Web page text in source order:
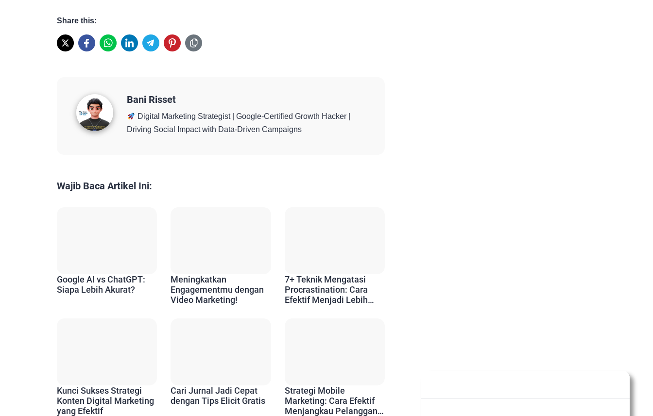
Share this:
Bani Risset
Digital Marketing Strategist | Google-Certified Growth Hacker |
Driving Social Impact with Data-Driven Campaigns
Wajib Baca Artikel Ini:
Google AI vs ChatGPT:
Siapa Lebih Akurat?
Meningkatkan
Engagementmu dengan
Video Marketing!
7+ Teknik Mengatasi
Procrastination: Cara
Efektif Menjadi Lebih
Kunci Sukses Strategi
Konten Digital Marketing
yang Efektif
Cari Jurnal Jadi Cepat
dengan Tips Elicit Gratis
Strategi Mobile
Marketing: Cara Efektif
Menjangkau Pelanggan